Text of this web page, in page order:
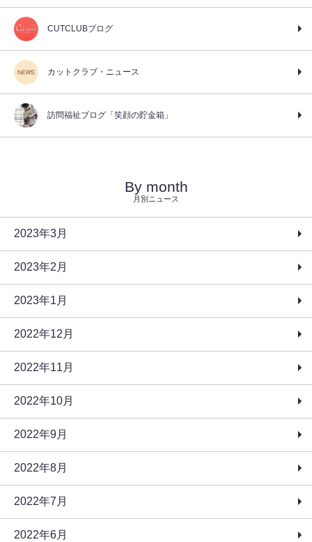
CUTCLUBブログ
カットクラブ・ニュース
訪問福祉ブログ「笑顔の貯金箱」
By month
月別ニュース
2023年3月
2023年2月
2023年1月
2022年12月
2022年11月
2022年10月
2022年9月
2022年8月
2022年7月
2022年6月